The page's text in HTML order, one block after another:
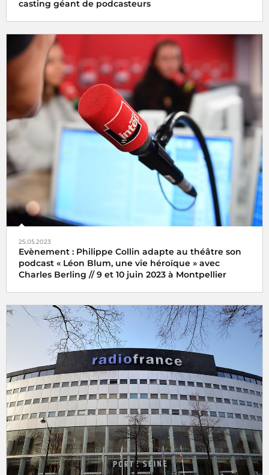
casting géant de podcasteurs
25.05.2023
Evènement : Philippe Collin adapte au théâtre son
podcast « Léon Blum, une vie héroïque » avec
Charles Berling // 9 et 10 juin 2023 à Montpellier